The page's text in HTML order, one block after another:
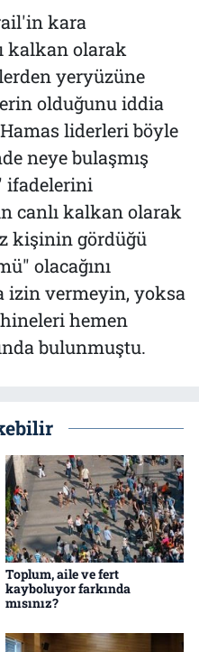
kara
kalkan olarak
yeryüzüne
olduğunu iddia
liderleri böyle
neye bulaşmış
ifadelerini
canlı kalkan olarak
kişinin gördüğü
olacağını
izin vermeyin, yoksa
hemen
bulunmuştu.
Toplum, aile ve fert
kayboluyor farkında
mısınız?